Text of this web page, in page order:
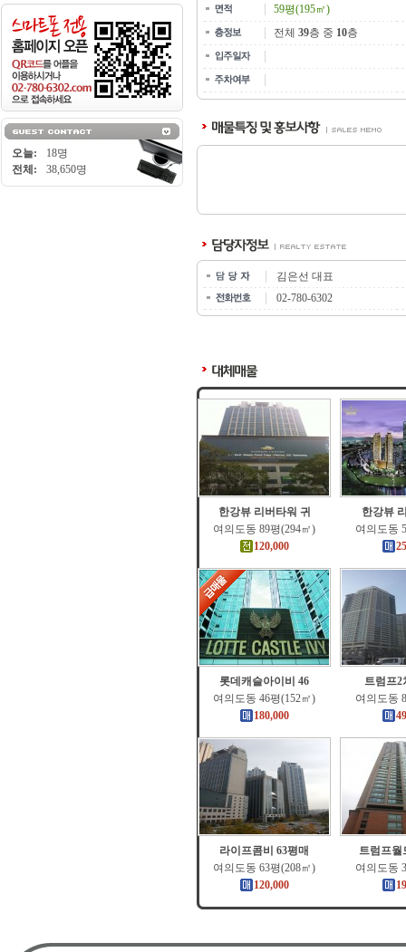
오늘:
18명
전체:
38,650명
59평(195㎡)
전체 39층 중 10층
김은선 대표
02-780-6302
한강뷰 리버타워 귀
여의도동 89평(294㎡)
120,000
한강뷰
여의도동
롯데캐슬아이비 46
여의도동 46평(152㎡)
180,000
트럼프2
여의도동
라이프콤비 63평매
여의도동 63평(208㎡)
120,000
트럼프월
여의도동